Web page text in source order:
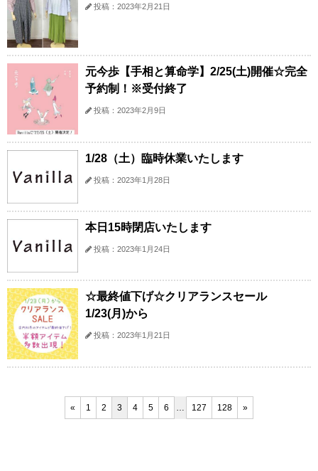
投稿：2023年2月21日
元今歩【手相と算命学】2/25(土)開催☆完全
予約制！※受付終了
投稿：2023年2月9日
1/28（土）臨時休業いたします
投稿：2023年1月28日
本日15時閉店いたします
投稿：2023年1月24日
☆最終値下げ☆クリアランスセール
1/23(月)から
投稿：2023年1月21日
« 1 2 3 4 5 6 … 127 128 »